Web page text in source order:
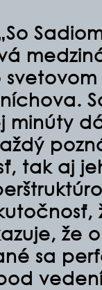
minúty
tak aj
že
sa